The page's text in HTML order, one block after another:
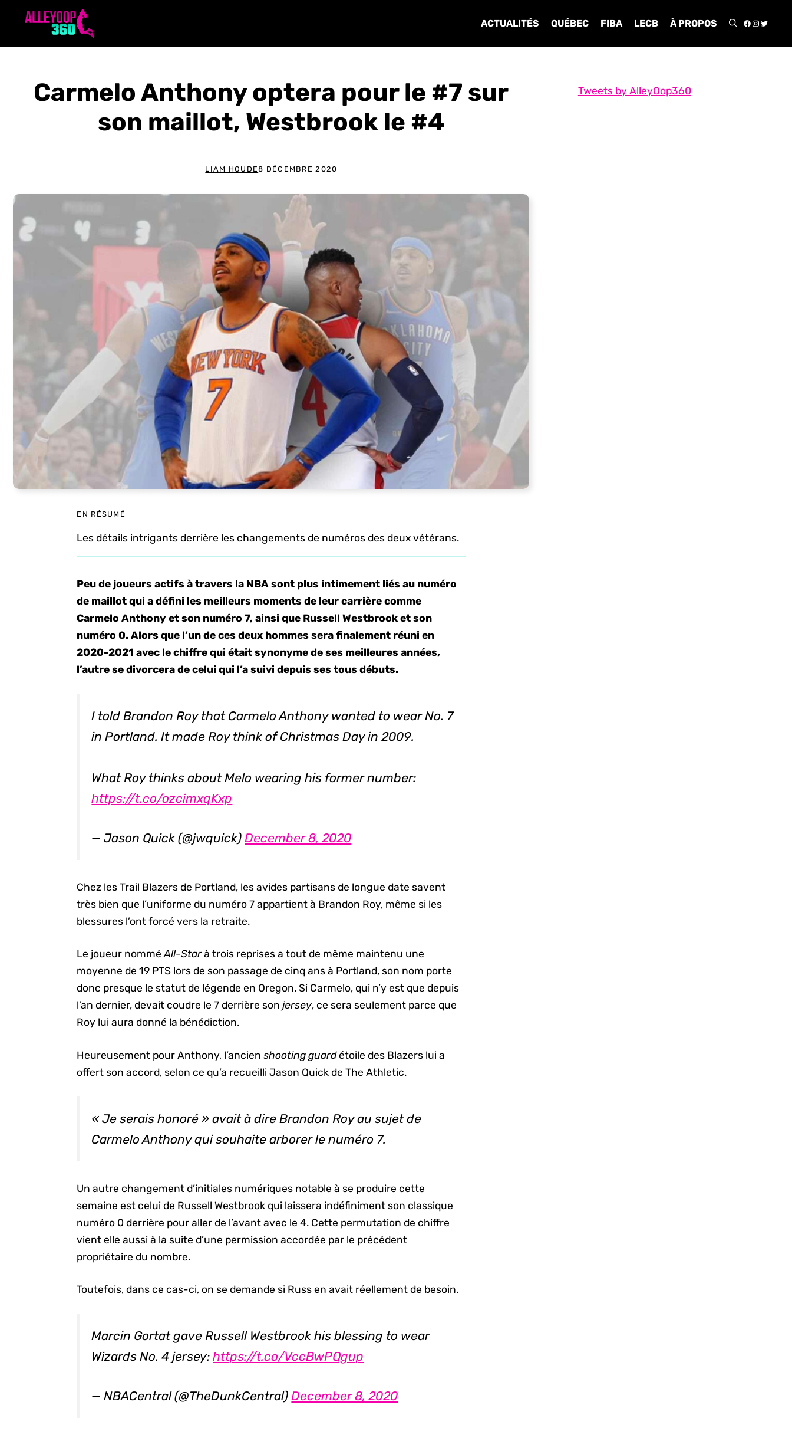
ACTUALITÉS QUÉBEC FIBA LECB À PROPOS
Carmelo Anthony optera pour le #7 sur
son maillot, Westbrook le #4
LIAM HOUDE8 DÉCEMBRE 2020
EN RÉSUMÉ
Les détails intrigants derrière les changements de numéros des deux vétérans.
Peu de joueurs actifs à travers la NBA sont plus intimement liés au numéro
de maillot qui a défini les meilleurs moments de leur carrière comme
Carmelo Anthony et son numéro 7, ainsi que Russell Westbrook et son
numéro 0. Alors que l’un de ces deux hommes sera finalement réuni en
2020-2021 avec le chiffre qui était synonyme de ses meilleures années,
l’autre se divorcera de celui qui l’a suivi depuis ses tous débuts.
I told Brandon Roy that Carmelo Anthony wanted to wear No. 7
in Portland. It made Roy think of Christmas Day in 2009.
What Roy thinks about Melo wearing his former number:
https://t.co/ozcimxqKxp
— Jason Quick (@jwquick)December 8, 2020
Chez les Trail Blazers de Portland, les avides partisans de longue date savent
très bien que l’uniforme du numéro 7 appartient à Brandon Roy, même si les
blessures l’ont forcé vers la retraite.
Le joueur nomméAll-Starà trois reprises a tout de même maintenu une
moyenne de 19 PTS lors de son passage de cinq ans à Portland, son nom porte
donc presque le statut de légende en Oregon. Si Carmelo, qui n’y est que depuis
l’an dernier, devait coudre le 7 derrière sonjersey, ce sera seulement parce que
Roy lui aura donné la bénédiction.
Heureusement pour Anthony, l’ancienshooting guardétoile des Blazers lui a
offert son accord, selon ce qu’a recueilli Jason Quick de The Athletic.
« Je serais honoré » avait à dire Brandon Roy au sujet de
Carmelo Anthony qui souhaite arborer le numéro 7.
Un autre changement d’initiales numériques notable à se produire cette
semaine est celui de Russell Westbrook qui laissera indéfiniment son classique
numéro 0 derrière pour aller de l’avant avec le 4. Cette permutation de chiffre
vient elle aussi à la suite d’une permission accordée par le précédent
propriétaire du nombre.
Toutefois, dans ce cas-ci, on se demande si Russ en avait réellement de besoin.
Marcin Gortat gave Russell Westbrook his blessing to wear
Wizards No. 4 jersey:https://t.co/VccBwPQgup
— NBACentral (@TheDunkCentral)December 8, 2020
Tweets by AlleyOop360